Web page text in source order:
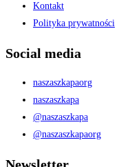
Kontakt
Polityka prywatności
Social media
naszaszkapaorg
naszaszkapa
@naszaszkapa
@naszaszkapaorg